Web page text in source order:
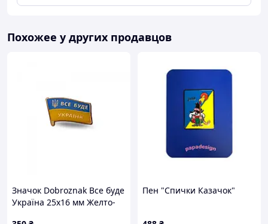
Похожее у других продавцов
Значок Dobroznak Все буде
Україна 25х16 мм Желто-
Пен "Спички Казачок"